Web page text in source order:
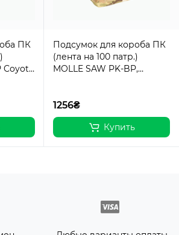
ПК
Coyote
Подсумок для короба ПК
(лента на 100 патр.)
MOLLE SAW PK-BP,
1256₴
Купить